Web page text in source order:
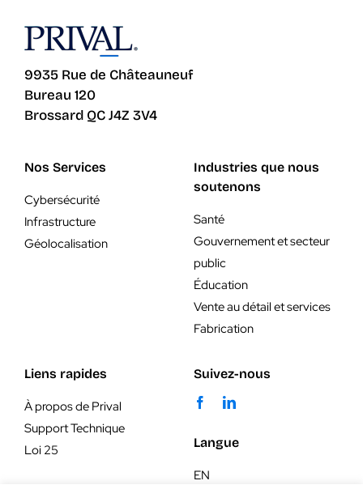
9935 Rue de Châteauneuf
Bureau 120
Brossard QC J4Z 3V4
Nos Services
Cybersécurité
Infrastructure
Géolocalisation
Industries que nous
soutenons
Santé
Gouvernement et secteur
public
Éducation
Vente au détail et services
Fabrication
Liens rapides
À propos de Prival
Support Technique
Loi 25
Suivez-nous
Langue
EN